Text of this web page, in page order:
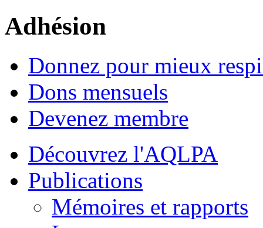
Adhésion
Donnez pour mieux
Dons mensuels
Devenez membre
Découvrez l'AQLPA
Publications
Mémoires et rapports